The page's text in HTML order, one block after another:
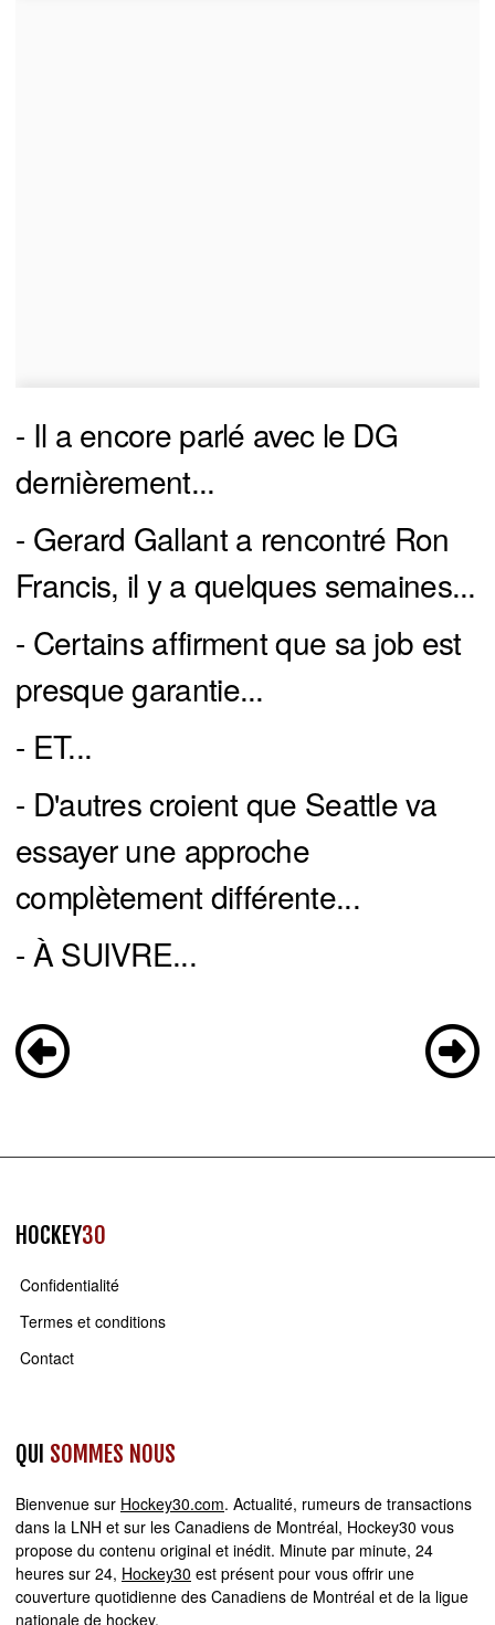
- Il a encore parlé avec le DG
dernièrement...
- Gerard Gallant a rencontré Ron
Francis, il y a quelques semaines...
- Certains affirment que sa job est
presque garantie...
- ET...
- D'autres croient que Seattle va
essayer une approche
complètement différente...
- À SUIVRE...
HOCKEY30
Confidentialité
Termes et conditions
Contact
QUI SOMMES NOUS
Bienvenue sur Hockey30.com. Actualité, rumeurs de transactions
dans la LNH et sur les Canadiens de Montréal, Hockey30 vous
propose du contenu original et inédit. Minute par minute, 24
heures sur 24, Hockey30 est présent pour vous offrir une
couverture quotidienne des Canadiens de Montréal et de la ligue
nationale de hockey.